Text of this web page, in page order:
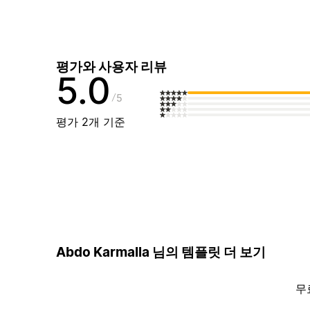
평가와 사용자 리뷰
5.0 5
평가 2개 기준
Abdo Karmalla 님의 템플릿 더 보기
무